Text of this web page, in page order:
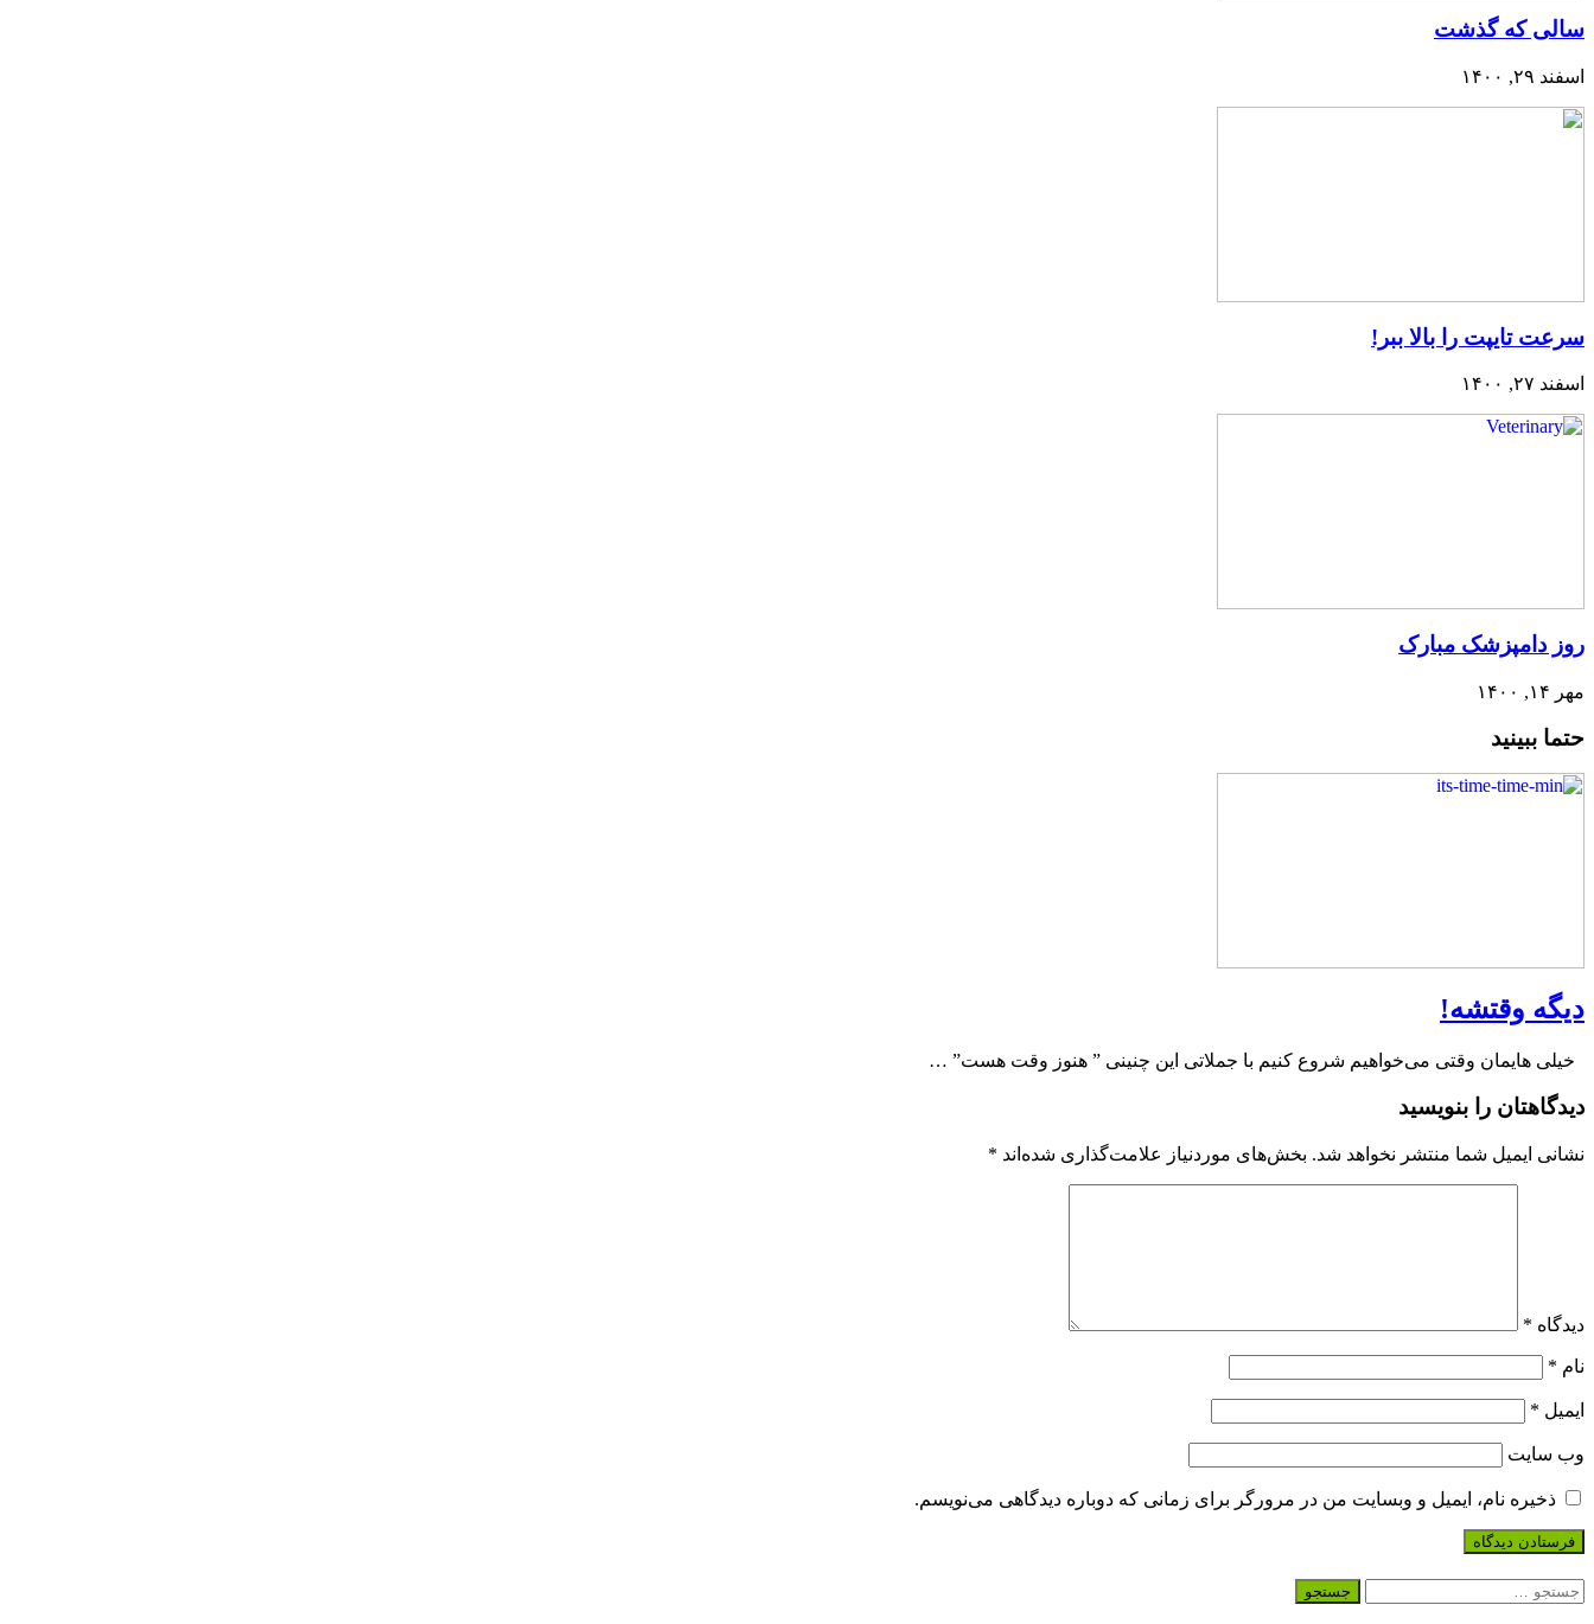
سالی که گذشت
اسفند ۲۹, ۱۴۰۰
سرعت تایپت را بالا ببر!
اسفند ۲۷, ۱۴۰۰
روز دامپزشک مبارک
مهر ۱۴, ۱۴۰۰
حتما ببینید
دیگه وقتشه!
خیلی هایمان وقتی می‌خواهیم شروع کنیم با جملاتی این چنینی ” هنوز وقت هست” …
دیدگاهتان را بنویسید
نشانی ایمیل شما منتشر نخواهد شد. بخش‌های موردنیاز علامت‌گذاری شده‌اند *
دیدگاه *
نام *
ایمیل *
وب‌ سایت
ذخیره نام، ایمیل و وبسایت من در مرورگر برای زمانی که دوباره دیدگاهی می‌نویسم.
جستجو